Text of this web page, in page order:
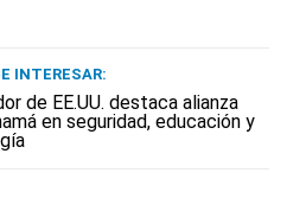
INTERESAR:
de EE.UU. destaca alianza
en seguridad, educación y